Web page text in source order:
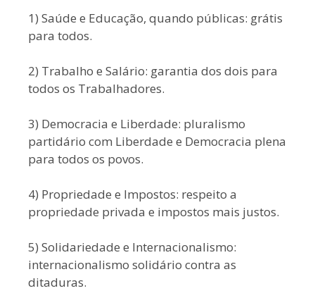
1) Saúde e Educação, quando públicas: grátis
para todos.
2) Trabalho e Salário: garantia dos dois para
todos os Trabalhadores.
3) Democracia e Liberdade: pluralismo
partidário com Liberdade e Democracia plena
para todos os povos.
4) Propriedade e Impostos: respeito a
propriedade privada e impostos mais justos.
5) Solidariedade e Internacionalismo:
internacionalismo solidário contra as
ditaduras.